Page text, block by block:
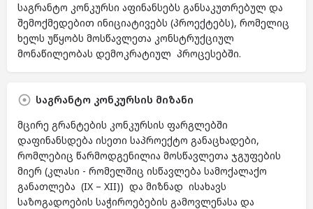
საგრანტო კონკურსი აფინანსებს განსაკუთრებულ და
შემოქმედებით ინიციატივებს (პროექტებს), რომელიც
ხელს უწყობს მოსწავლეთა კონსტრუქციულ
მონაწილეობას დემოკრატიულ პროცესებში.
საგრანტო კონკურსის მიზანი
მცირე გრანტების კონკურსის ფარგლებში
დაფინანსდება ისეთი საპროექტო განაცხადები,
რომლებიც წარმოდგენილია მოსწავლეთა ჯგუფების
მიერ (კლასი - რომელშიც ისწავლება სამოქალაქო
განათლება (IX – XII)) და მიზნად ისახავს
საზოგადოების საჭიროებების გამოვლენასა და